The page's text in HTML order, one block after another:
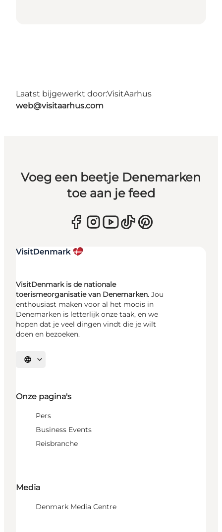
Laatst bijgewerkt door:VisitAarhus
web@visitaarhus.com
Voeg een beetje Denemarken
toe aan je feed
VisitDenmark is de nationale
toerismeorganisatie van Denemarken. Jou
enthousiast maken voor al het moois in
Denemarken is letterlijk onze taak, en we
hopen dat je veel dingen vindt die je wilt
doen en bezoeken.
Selecteer taal
Onze pagina's
Pers
Business Events
Reisbranche
Media
Denmark Media Centre